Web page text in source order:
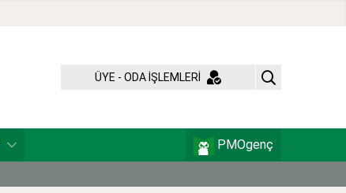
ÜYE - ODA İŞLEMLERİ
PMOgenç